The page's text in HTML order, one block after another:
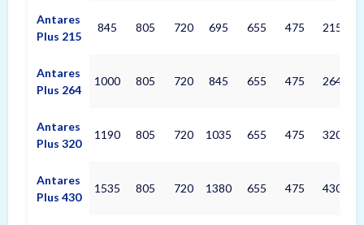
Antares
Plus 215
845 805 720 695 655 475 215
Antares
Plus 264
1000 805 720 845 655 475 264
Antares
Plus 320
1190 805 720 1035 655 475 320
Antares
Plus 430
1535 805 720 1380 655 475 430